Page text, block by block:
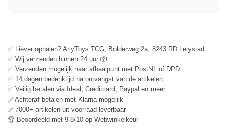
✅ Liever ophalen? ArlyToys TCG, Bolderweg 2a, 8243 RD Lelystad
✅ Wij verzenden binnen 24 uur 📦
✅ Verzenden mogelijk naar afhaalpunt met PostNL of DPD
✅ 14 dagen bedenktijd na ontvangst van de artikelen
✅ Veilig betalen via Ideal, Creditcard, Paypal en meer
✅ Achteraf betalen met Klarna mogelijk
✅ 7000+ artikelen uit voorraad leverbaar
🏆 Beoordeeld met 9.8/10 op Webwinkelkeur